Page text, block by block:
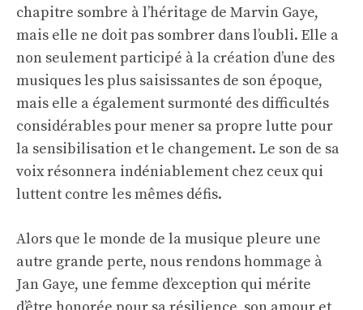
chapitre sombre à l’héritage de Marvin Gaye,
mais elle ne doit pas sombrer dans l’oubli. Elle a
non seulement participé à la création d’une des
musiques les plus saisissantes de son époque,
mais elle a également surmonté des difficultés
considérables pour mener sa propre lutte pour
la sensibilisation et le changement. Le son de sa
voix résonnera indéniablement chez ceux qui
luttent contre les mêmes défis.
Alors que le monde de la musique pleure une
autre grande perte, nous rendons hommage à
Jan Gaye, une femme d’exception qui mérite